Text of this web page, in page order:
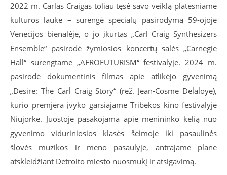
2022 m. Carlas Craigas toliau tęsė savo veiklą platesniame
kultūros lauke – surengė specialų pasirodymą 59-ojoje
Venecijos bienalėje, o jo įkurtas „Carl Craig Synthesizers
Ensemble“ pasirodė žymiosios koncertų salės „Carnegie
Hall“ surengtame „AFROFUTURISM“ festivalyje. 2024 m.
pasirodė dokumentinis filmas apie atlikėjo gyvenimą
„Desire: The Carl Craig Story“ (rež. Jean-Cosme Delaloye),
kurio premjera įvyko garsiajame Tribekos kino festivalyje
Niujorke. Juostoje pasakojama apie menininko kelią nuo
gyvenimo viduriniosios klasės šeimoje iki pasaulinės
šlovės muzikos ir meno pasaulyje, antrajame plane
atskleidžiant Detroito miesto nuosmukį ir atsigavimą.